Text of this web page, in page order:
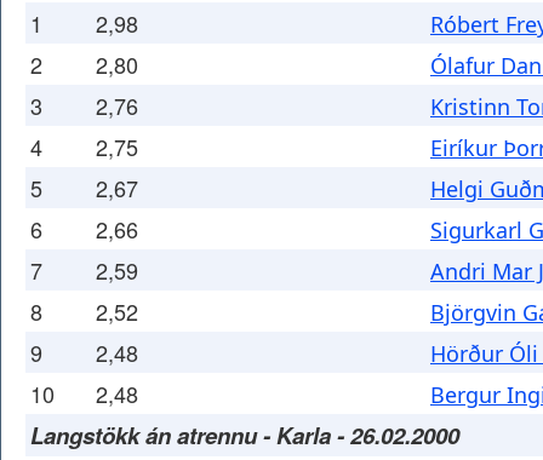
1 2,98 Róbert
2 2,80 Ólafur
3 2,76 Kristinn
4 2,75 Eiríkur
5 2,67 Helgi
6 2,66 Sigurkarl
7 2,59 Andri Mar
8 2,52 Björgvin
9 2,48 Hörður
10 2,48 Bergur
Langstökk án atrennu - Karla - 26.02.2000